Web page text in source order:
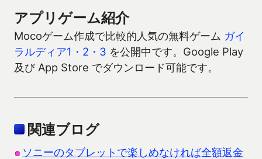
アプリゲーム紹介
Mocoゲーム作成で比較的人気の無料ゲーム ガイ
ラルディア1・2・3 を公開中です。Google Play
及び App Store でダウンロード可能です。
関連ブログ
ソニーのタブレットで楽しめなければ全額返金